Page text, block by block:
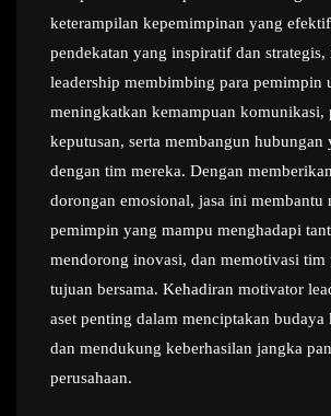
keterampilan kepemimpinan yang
pendekatan yang inspiratif dan
leadership membimbing para pemimpin
meningkatkan kemampuan komunikasi,
keputusan, serta membangun
dengan tim mereka. Dengan
dorongan emosional, jasa ini membantu
pemimpin yang mampu menghadapi
mendorong inovasi, dan memotivasi tim
tujuan bersama. Kehadiran motivator
aset penting dalam menciptakan
dan mendukung keberhasilan jangka
perusahaan.